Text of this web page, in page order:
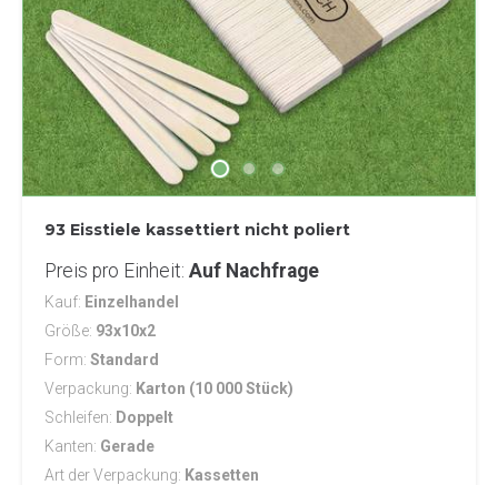
93 Eisstiele kassettiert nicht poliert
Preis pro Einheit Auf Nachfrage
Kauf Einzelhandel
Größe 93x10x2
Form Standard
Verpackung
Karton (10 000 Stück)
Schleifen
Doppelt
Kanten Gerade
Art der Verpackung
Kassetten